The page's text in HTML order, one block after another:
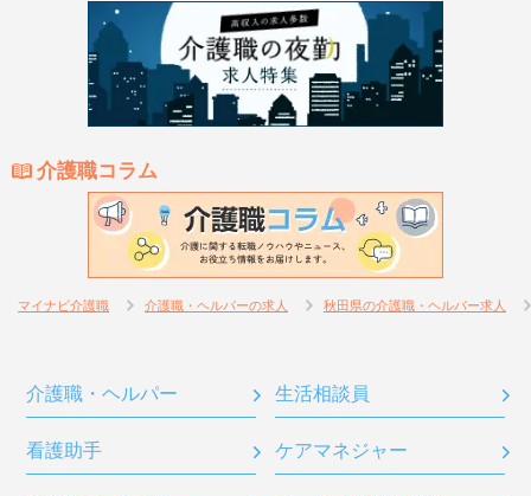
介護職コラム
マイナビ介護職 介護職・ヘルパーの求人 秋田県の介護職・ヘルパー求人
介護職・ヘルパー 生活相談員
看護助手 ケアマネジャー